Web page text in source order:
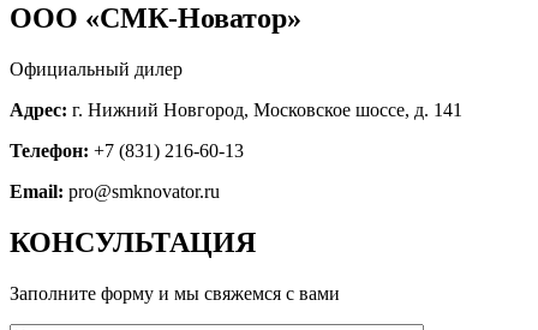
ООО «СМК-Новатор»
Официальный дилер
Адрес: г. Нижний Новгород, Московское шоссе, д. 141
Телефон: +7 (831) 216-60-13
Email: pro@smknovator.ru
КОНСУЛЬТАЦИЯ
Заполните форму и мы свяжемся с вами